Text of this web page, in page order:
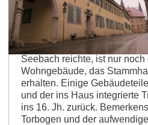
Haus No. 3
Von dem ehemals großen
Höfen, Baulichkeiten und
Seebach reichte, ist nur
Wohngebäude, das
erhalten. Einige
und der ins Haus integrierte
ins 16. Jh. zurück.
Torbogen und der